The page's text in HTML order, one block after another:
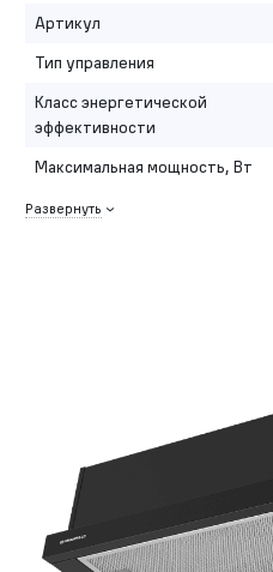
Артикул
Тип управления
Класс энергетической
эффективности
Максимальная мощность, Вт
Развернуть